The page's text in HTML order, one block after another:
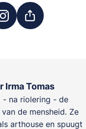
Irma Tomas
- na riolering - de
de mensheid. Ze
arthouse en spuugt